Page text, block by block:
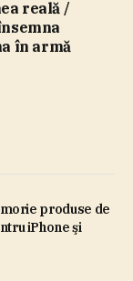
reală /
în armă
produse de
iPhone şi